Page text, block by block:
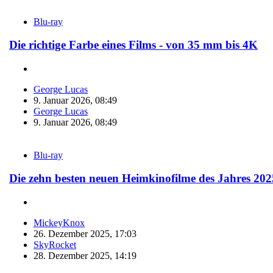
Blu-ray
Die richtige Farbe eines Films - von 35 mm bis 4K
George Lucas
9. Januar 2026, 08:49
George Lucas
9. Januar 2026, 08:49
Blu-ray
Die zehn besten neuen Heimkinofilme des Jahres
MickeyKnox
26. Dezember 2025, 17:03
SkyRocket
28. Dezember 2025, 14:19